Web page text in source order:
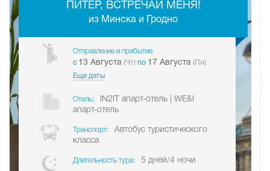
ПИТЕР, ВСТРЕЧАЙ МЕНЯ!
из Минска и Гродно
Отправление и прибытие
c 13 Августа (Чт) по 17 Августа (Пн)
Еще даты
Отель:
IN2IT апарт-отель | WE&I
апарт-отель
Транспорт:
Автобус туристического
класса
Длительность тура: 5 дней/4 ночи